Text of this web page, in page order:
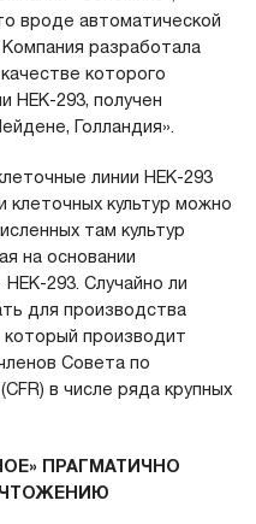
вроде автоматической
разработала
которого
HEK-293, получен
Голландия».
линии HEK-293
культур можно
там культур
на основании
293. Случайно ли
для производства
который производит
Совета по
в числе ряда крупных
ПРАГМАТИЧНО